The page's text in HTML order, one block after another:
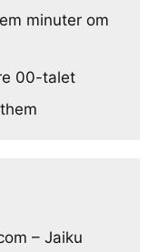
minuter om
00-talet
– Jaiku